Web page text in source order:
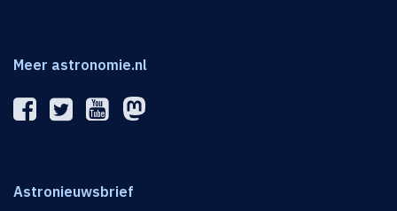
Meer astronomie.nl
Astronieuwsbrief